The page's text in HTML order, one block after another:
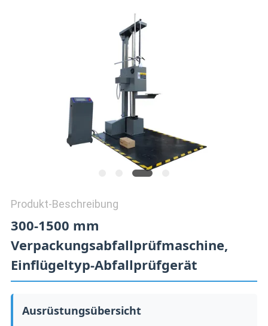
SITEMAP
Produkt-Beschreibung
300-1500 mm
Verpackungsabfallprüfmaschine,
Einflügeltyp-Abfallprüfgerät
Ausrüstungsübersicht